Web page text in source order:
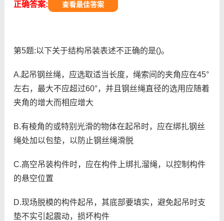
正确答案: 查看最佳答案
第5题:以下关于结构吊装表述不正确的是()。
A.起吊钢丝绳，应选取适当长度，绳索间的夹角应在45°
左右，最大不应超过60°，并且钢丝绳直径的选用应随着
夹角的增大而相应增大
B.有棱角的或特别光滑的物体在起吊时，应在绑扎钢丝
绳处加以包垫，以防止钢丝绳滑脱
C.高空吊装构件时，应在构件上绑扎溜绳，以控制构件
的悬空位置
D.现场脱模的构件起吊，其底部要填实，避免起吊时支
垫不实引起震动，损坏构件